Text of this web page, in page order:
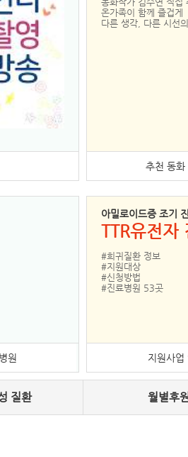
온가족이 함께 즐겁게
다른 생각, 다른 시선
추천 동화
원
아밀로이드증 조기
TTR유전자
#희귀질환 정보
#지원대상
#신청방법
#진료병원 53곳
지원사업
질환 월별후